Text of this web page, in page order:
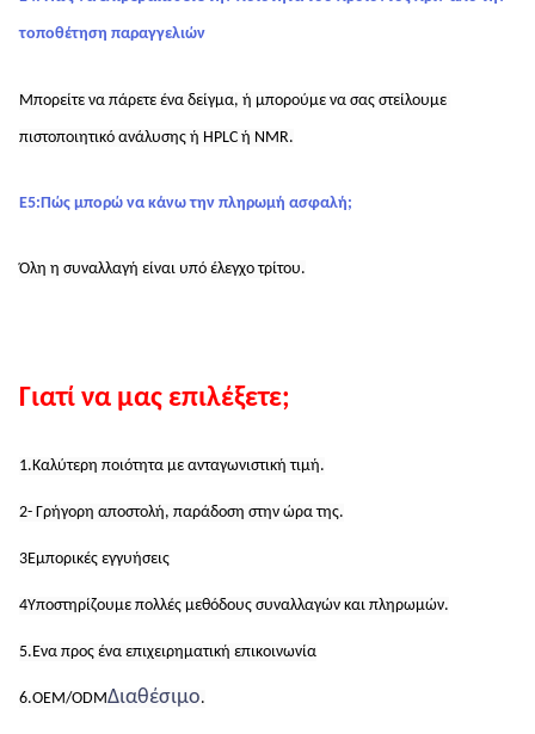
τοποθέτηση παραγγελιών
Μπορείτε να πάρετε ένα δείγμα, ή μπορούμε να σας στείλουμε
πιστοποιητικό ανάλυσης ή HPLC ή NMR.
Ε5:Πώς μπορώ να κάνω την πληρωμή ασφαλή;
Όλη η συναλλαγή είναι υπό έλεγχο τρίτου.
Γιατί να μας επιλέξετε;
1.Καλύτερη ποιότητα με ανταγωνιστική τιμή.
2- Γρήγορη αποστολή, παράδοση στην ώρα της.
3Εμπορικές εγγυήσεις
4Υποστηρίζουμε πολλές μεθόδους συναλλαγών και πληρωμών.
5.Ενα προς ένα επιχειρηματική επικοινωνία
6.OEM/ODMΔιαθέσιμο.